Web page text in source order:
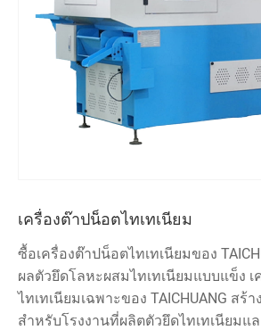
เครื่องต๊าปน็อตไทเทเนียม
ซื้อเครื่องต๊าปน็อตไทเทเนียมของ
ผลตัวยึดโลหะผสมไทเทเนียมแบบแข็ง
ไทเทเนียมเฉพาะของ TAICHUANG สร้
สำหรับโรงงานที่ผลิตตัวยึดไทเทเนียมแ